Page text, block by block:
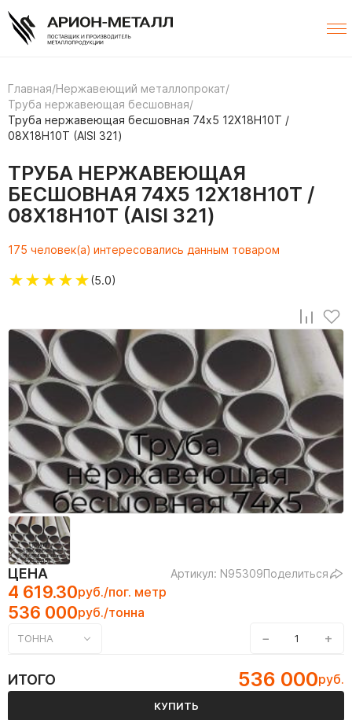
Главная/Нержавеющий металлопрокат/
Труба нержавеющая бесшовная/
Труба нержавеющая бесшовная 74х5 12Х18Н10Т /
08Х18Н10Т (AISI 321)
ТРУБА НЕРЖАВЕЮЩАЯ
БЕСШОВНАЯ 74Х5 12Х18Н10Т /
08Х18Н10Т (AISI 321)
175 человек(а) интересовались данным товаром
★★★★★(5.0)
ЦЕНА Артикул: N95309Поделиться
4 619.30руб./пог. метр
536 000руб./тонна
ТОННА − +
ИТОГО 536 000руб.
КУПИТЬ